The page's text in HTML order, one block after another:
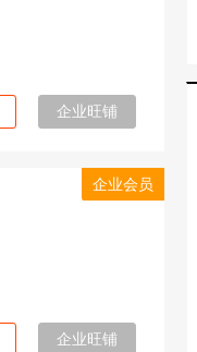
企业旺铺
企业会员
企业旺铺